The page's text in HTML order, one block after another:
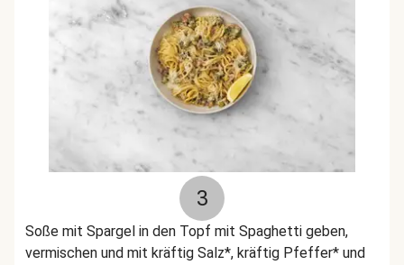
3
Soße mit Spargel in den Topf mit Spaghetti geben,
vermischen und mit kräftig Salz*, kräftig Pfeffer* und